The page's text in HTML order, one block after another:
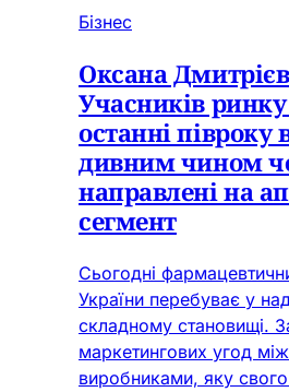
Бізнес
Оксана
Учасників
останні півроку
дивним чином
направлені на
сегмент
Сьогодні
України перебуває у
складному становищі.
маркетингових угод
виробниками, яку